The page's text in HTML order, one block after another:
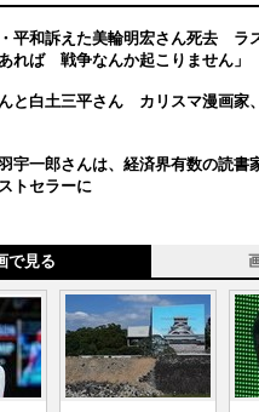
平和訴えた美輪明宏さん死去 ラ
れば 戦争なんか起こりません」
と白土三平さん カリスマ漫画家
宇一郎さんは、経済界有数の読
トセラーに
で見る